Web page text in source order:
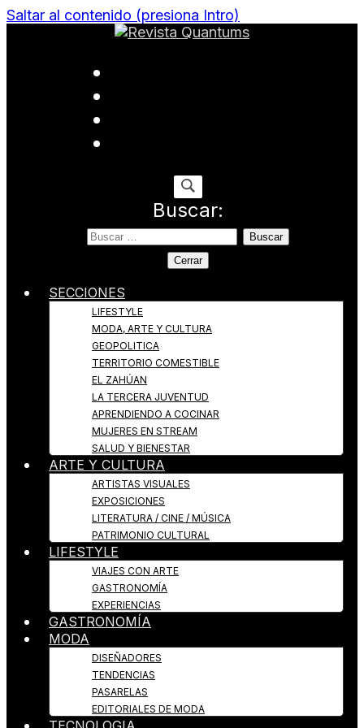
Saltar al contenido (presiona Intro)
Revista Quantums
Buscar:
Cerrar
SECCIONES
LIFESTYLE
MODA, ARTE Y CULTURA
GEOPOLITICA
TERRITORIO COMESTIBLE
EL ZAHÚAN
LA TERCERA JUVENTUD
APRENDIENDO A COCINAR
MUJERES EN STREAM
SALUD Y BIENESTAR
ARTE Y CULTURA
ARTISTAS VISUALES
EXPOSICIONES
LITERATURA / CINE / MÚSICA
PATRIMONIO CULTURAL
LIFESTYLE
VIAJES CON ARTE
GASTRONOMÍA
EXPERIENCIAS
GASTRONOMÍA
MODA
DISEÑADORES
TENDENCIAS
PASARELAS
EDITORIALES DE MODA